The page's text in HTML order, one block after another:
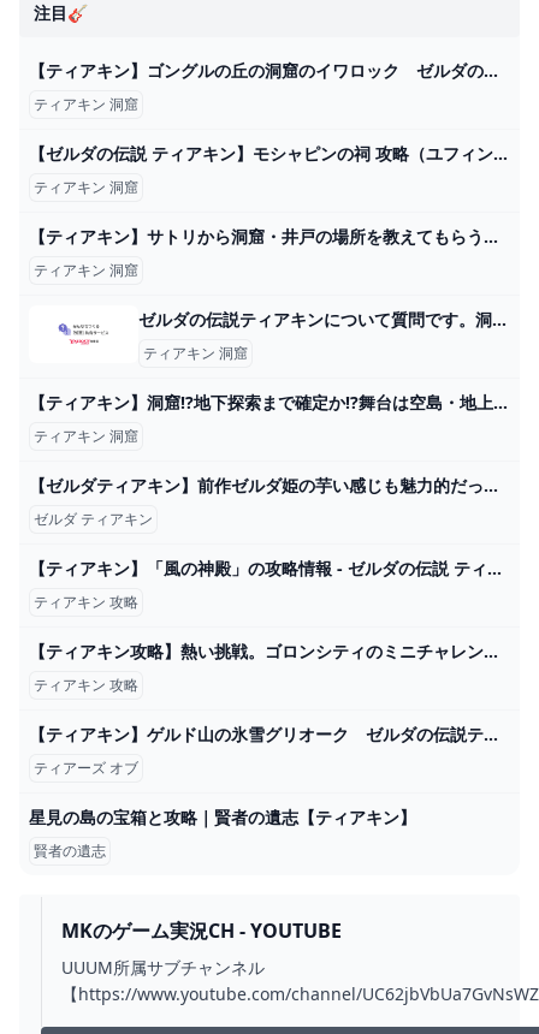
注目🎸
【ティアキン】ゴングルの丘の洞窟のイワロック ゼルダの伝説ティアーズ オブザキングダム2周目 #ゼルダの伝説 #ティアキン #zelda #shorts - YouTube
ティアキン 洞窟
【ゼルダの伝説 ティアキン】モシャピンの祠 攻略（ユフィン湖の洞窟に眠る水晶） - YouTube
ティアキン 洞窟
【ティアキン】サトリから洞窟・井戸の場所を教えてもらう方法 - ゼルダの伝説 ティアーズオブザキングダム 攻略Wiki ティアキン ： ヘイグ攻略まとめWiki
ティアキン 洞窟
ゼルダの伝説ティアキンについて質問です。洞窟などの壁に張り付い... - Yahoo!知恵袋
ティアキン 洞窟
【ティアキン】洞窟!?地下探索まで確定か!?舞台は空島・地上・地下!!【ゼルダの伝説】 - YouTube
ティアキン 洞窟
【ゼルダティアキン】前作ゼルダ姫の芋い感じも魅力的だった。 – ゲーム攻略のかけら
ゼルダ ティアキン
【ティアキン】「風の神殿」の攻略情報 - ゼルダの伝説 ティアーズオブザキングダム 攻略Wiki ティアキン ： ヘイグ攻略まとめWiki
ティアキン 攻略
【ティアキン攻略】熱い挑戦。ゴロンシティのミニチャレンジ。【ゼルダの伝説 ティアーズ オブ ザ キングダム】 - YouTube
ティアキン 攻略
【ティアキン】ゲルド山の氷雪グリオーク ゼルダの伝説ティアーズオブザキングダム #ゼルダの伝説 #ティアキン #zelda #shorts - YouTube
ティアーズ オブ
星見の島の宝箱と攻略｜賢者の遺志【ティアキン】
賢者の遺志
MKのゲーム実況CH - YOUTUBE
UUUM所属サブチャンネル
【https://www.youtube.com/channel/